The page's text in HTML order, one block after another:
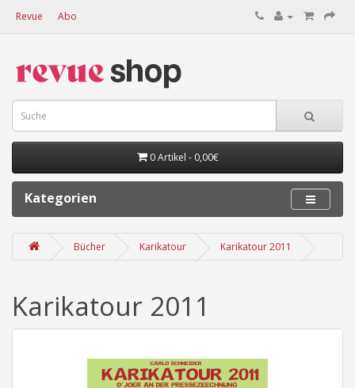
Revue Abo
0 Artikel - 0,00€
Kategorien
Bücher Karikatour Karikatour 2011
Karikatour 2011